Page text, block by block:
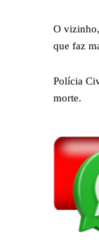
O
que faz
Polícia
morte.